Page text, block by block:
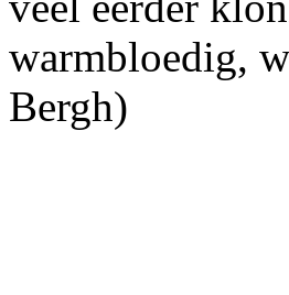
warmbloedig,
Bergh)